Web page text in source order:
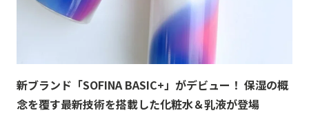
新ブランド「SOFINA BASIC+」がデビュー！ 保湿の概
念を覆す最新技術を搭載した化粧水＆乳液が登場